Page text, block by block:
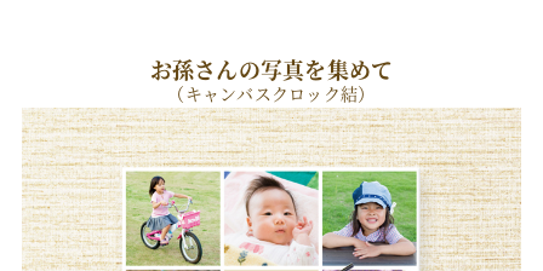
お孫さんの写真を集めて
（キャンバスクロック結）